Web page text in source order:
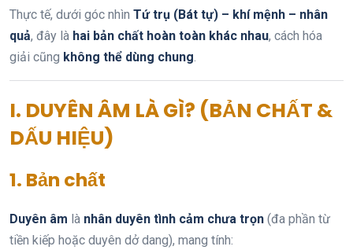
Thực tế, dưới góc nhìn Tứ trụ (Bát tự) – khí mệnh – nhân
quả, đây là hai bản chất hoàn toàn khác nhau, cách hóa
giải cũng không thể dùng chung.
I. DUYÊN ÂM LÀ GÌ? (BẢN CHẤT &
DẤU HIỆU)
1. Bản chất
Duyên âm là nhân duyên tình cảm chưa trọn (đa phần từ
tiền kiếp hoặc duyên dở dang), mang tính: